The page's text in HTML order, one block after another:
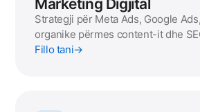
Marketing Digjital
Strategji për Meta Ads, Google
organike përmes content-it dhe
Fillo tani→